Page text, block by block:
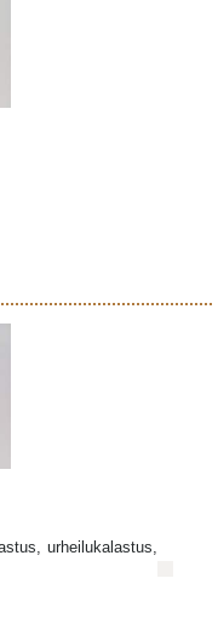
urheilukalastus,